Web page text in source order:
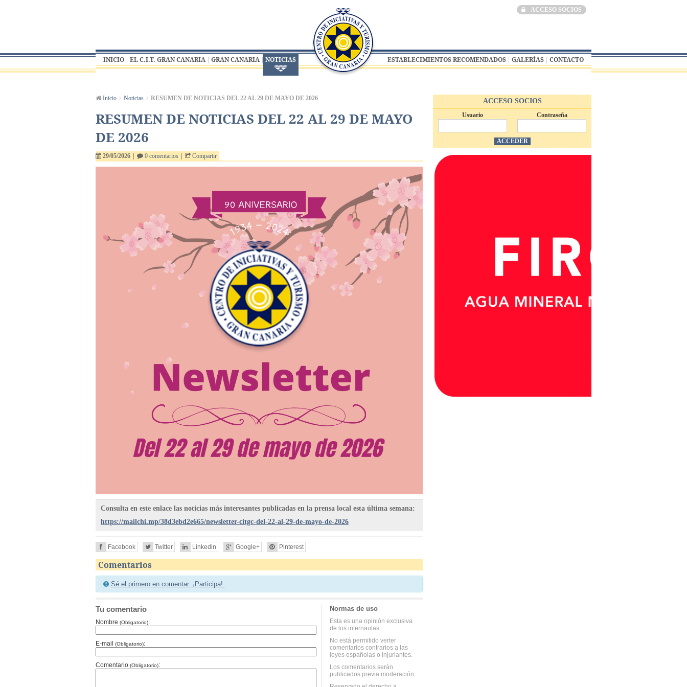
ACCESO SOCIOS
INICIO EL C.I.T. GRAN CANARIA GRAN CANARIA NOTICIAS CONTACTO
GALERÍAS
ESTABLECIMIENTOS RECOMENDADOS
Inicio Noticias RESUMEN DE NOTICIAS DEL 22 AL 29 DE MAYO DE 2026
RESUMEN DE NOTICIAS DEL 22 AL 29 DE MAYO
DE 2026
29/05/2026 0 comentarios Compartir
Consulta en este enlace las noticias más interesantes publicadas en la prensa local esta última semana:
https://mailchi.mp/38d3ebd2e665/newsletter-citgc-del-22-al-29-de-mayo-de-2026
Facebook Twitter Linkedin Google+ Pinterest
Comentarios
Sé el primero en comentar. ¡Participa!.
Tu comentario
Nombre (Obligatorio):
E-mail (Obligatorio):
Comentario (Obligatorio):
Normas de uso
Esta es una opinión exclusiva
de los internautas.
No está permitido verter
comentarios contrarios a las
leyes españolas o injuriantes.
Los comentarios serán
publicados previa moderación.
ACCESO SOCIOS
Usuario Contraseña